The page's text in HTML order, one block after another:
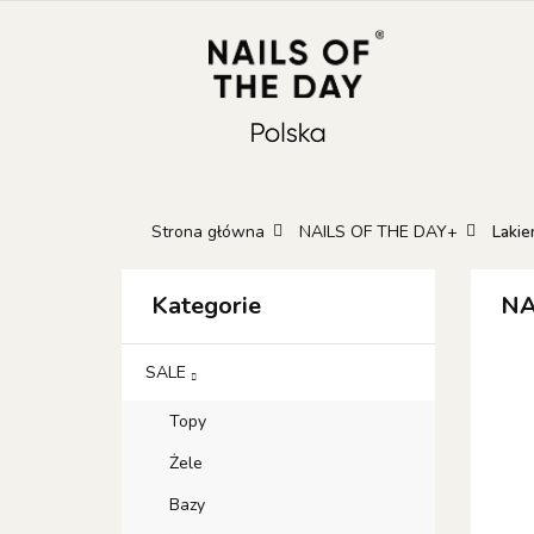
KATEGORIE
Strona główna NAILS OF THE DAY+
Kategorie
SALE
Topy
Żele
Bazy